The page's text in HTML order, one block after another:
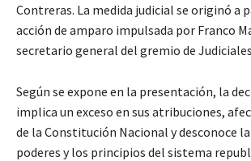
Contreras. La medida judicial se originó a
acción de amparo impulsada por Franco
secretario general del gremio de
Según se expone en la presentación, la
implica un exceso en sus atribuciones,
de la Constitución Nacional y desconoce
poderes y los principios del sistema